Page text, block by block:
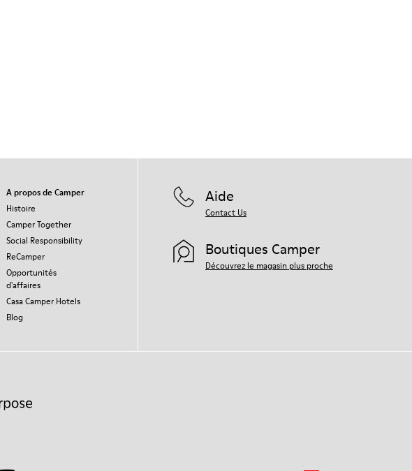
A propos de Camper
Histoire
Camper Together
Social Responsibility
ReCamper
Opportunités
d'affaires
Casa Camper Hotels
Blog
Aide
Contact Us
Boutiques Camper
Découvrez le magasin plus proche